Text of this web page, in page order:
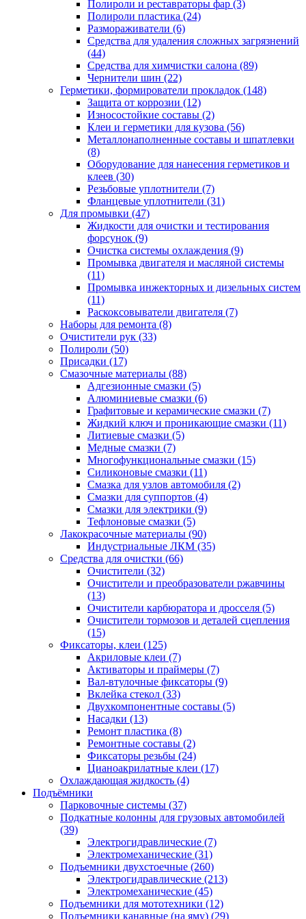
Полироли и реставраторы фар (3)
Полироли пластика (24)
Размораживатели (6)
Средства для удаления сложных загрязнений
(44)
Средства для химчистки салона (89)
Чернители шин (22)
Герметики, формирователи прокладок (148)
Защита от коррозии (12)
Износостойкие составы (2)
Клеи и герметики для кузова (56)
Металлонаполненные составы и шпатлевки
(8)
Оборудование для нанесения герметиков и
клеев (30)
Резьбовые уплотнители (7)
Фланцевые уплотнители (31)
Для промывки (47)
Жидкости для очистки и тестирования
форсунок (9)
Очистка системы охлаждения (9)
Промывка двигателя и масляной системы
(11)
Промывка инжекторных и дизельных систем
(11)
Раскоксовыватели двигателя (7)
Наборы для ремонта (8)
Очистители рук (33)
Полироли (50)
Присадки (17)
Смазочные материалы (88)
Адгезионные смазки (5)
Алюминиевые смазки (6)
Графитовые и керамические смазки (7)
Жидкий ключ и проникающие смазки (11)
Литиевые смазки (5)
Медные смазки (7)
Многофункциональные смазки (15)
Силиконовые смазки (11)
Смазка для узлов автомобиля (2)
Смазки для суппортов (4)
Смазки для электрики (9)
Тефлоновые смазки (5)
Лакокрасочные материалы (90)
Индустриальные ЛКМ (35)
Средства для очистки (66)
Очистители (32)
Очистители и преобразователи ржавчины
(13)
Очистители карбюратора и дросселя (5)
Очистители тормозов и деталей сцепления
(15)
Фиксаторы, клеи (125)
Акриловые клеи (7)
Активаторы и праймеры (7)
Вал-втулочные фиксаторы (9)
Вклейка стекол (33)
Двухкомпонентные составы (5)
Насадки (13)
Ремонт пластика (8)
Ремонтные составы (2)
Фиксаторы резьбы (24)
Цианоакрилатные клеи (17)
Охлаждающая жидкость (4)
Подъёмники
Парковочные системы (37)
Подкатные колонны для грузовых автомобилей
(39)
Электрогидравлические (7)
Электромеханические (31)
Подъемники двухстоечные (260)
Электрогидравлические (213)
Электромеханические (45)
Подъемники для мототехники (12)
Подъемники канавные (на яму) (29)